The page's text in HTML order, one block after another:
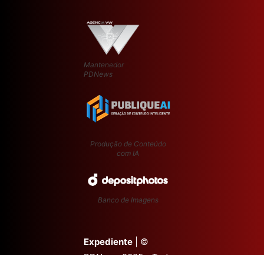
Mantenedor
PDNews
Produção de Conteúdo
com IA
Banco de Imagens
Expediente | ©